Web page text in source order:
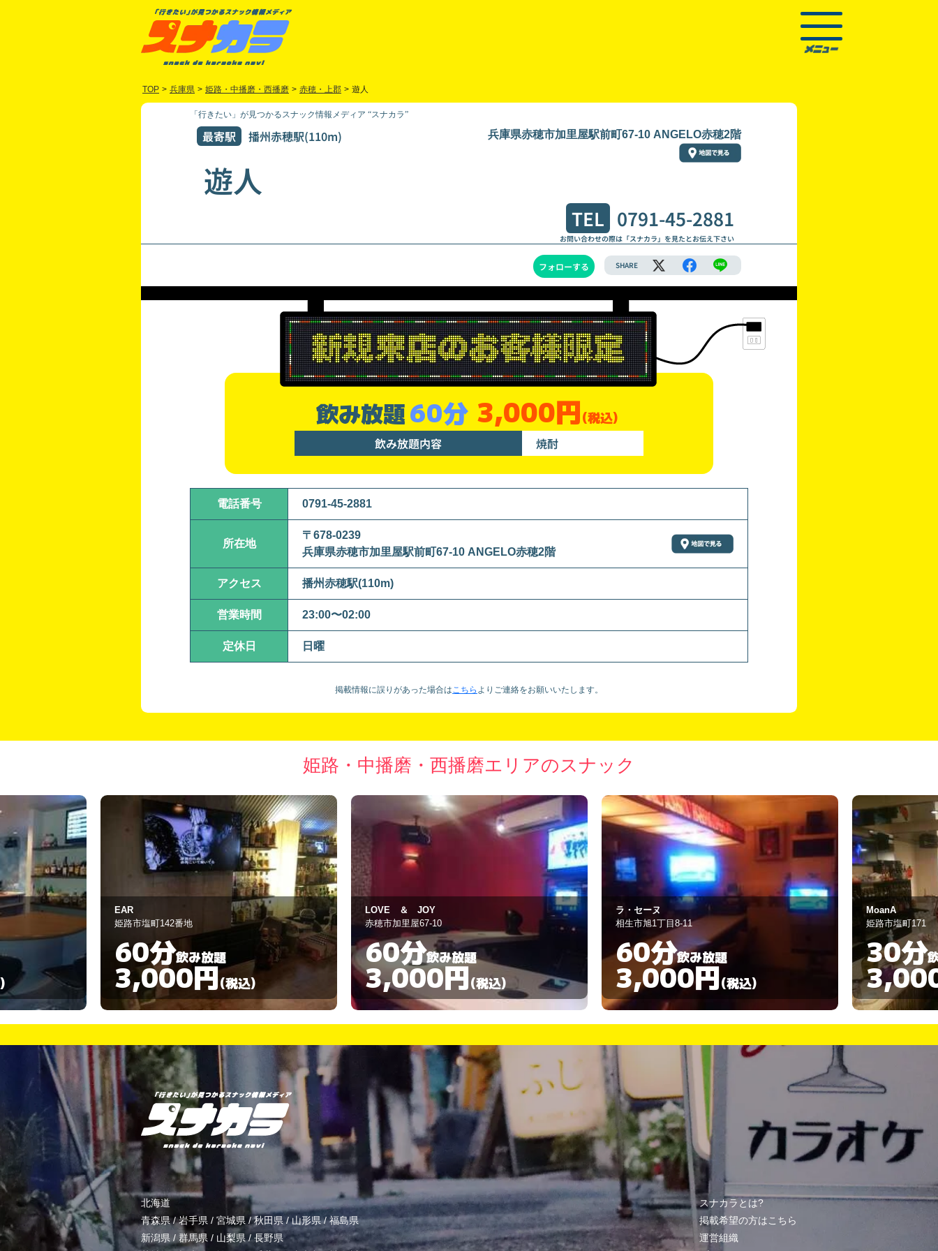
TOP > 兵庫県 > 姫路・中播磨・西播磨 > 赤穂・上郡 > 遊人
「行きたい」が見つかるスナック情報メディア “スナカラ”
最寄駅 播州赤穂駅(110m) 兵庫県赤穂市加里屋駅前町67-10 ANGELO赤穂2階
遊人
TEL 0791-45-2881
お問い合わせの際は「スナカラ」を見たとお伝え下さい
フォローする SHARE
飲み放題60分 3,000円(税込)
飲み放題内容 焼酎
電話番号 0791-45-2881
所在地
〒678-0239
兵庫県赤穂市加里屋駅前町67-10 ANGELO赤穂2階
アクセス 播州赤穂駅(110m)
営業時間 23:00〜02:00
定休日 日曜
掲載情報に誤りがあった場合はこちら より ご連絡をお願いいたします。
姫路・中播磨・西播磨エリアのスナック
LOVE ＆ JOY
赤穂市加里屋67-10
60分飲み放題
3,000円(税込)
ラ・セーヌ
相生市旭1丁目8-11
60分飲み放題
3,000円(税込)
MoanA
姫路市塩町171
30分飲み放題
3,000円(税込)
AGHARTA
姫路市塩町188番
30分
北海道
青森県/岩手県 / 宮城県 /秋田県 /山形県/福島県
新潟県 / 群馬県 / 山梨県/長野県
スナカラとは?
掲載希望の方はこちら
運営組織